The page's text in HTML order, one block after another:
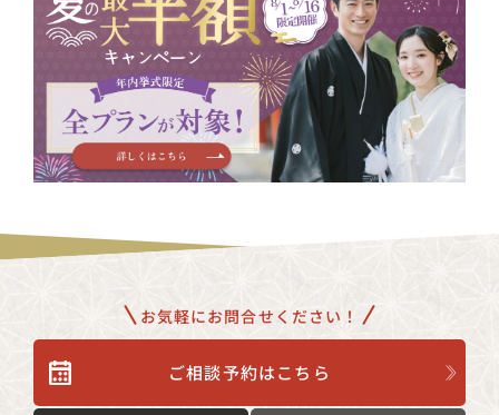
お気軽にお問合せください！
ご相談予約はこちら